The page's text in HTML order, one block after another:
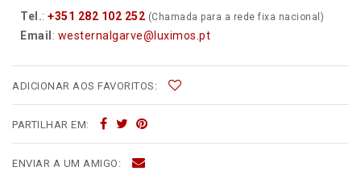
Tel.: +351 282 102 252 (Chamada para a rede fixa nacional)
Email : westernalgarve@luximos.pt
ADICIONAR AOS FAVORITOS:
PARTILHAR EM:
ENVIAR A UM AMIGO: